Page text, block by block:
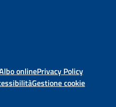
onlinePrivacy Policy
Gestione cookie